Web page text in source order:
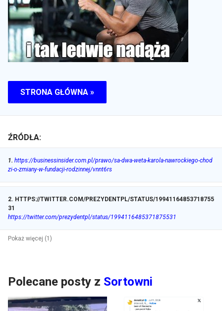
STRONA GŁÓWNA »
ŹRÓDŁA:
1. https://businessinsider.com.pl/prawo/sa-dwa-weta-karola-nawrockiego-chod
zi-o-zmiany-w-fundacji-rodzinnej/vnnt6rs
2. HTTPS://TWITTER.COM/PREZYDENTPL/STATUS/19941164853718755
31
https://twitter.com/prezydentpl/status/1994116485371875531
Pokaż więcej (1)
Polecane posty z Sortowni